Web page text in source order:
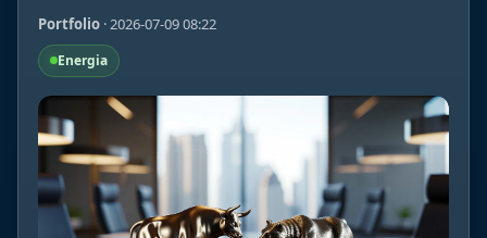
Portfolio · 2026-07-09 08:22
Energia